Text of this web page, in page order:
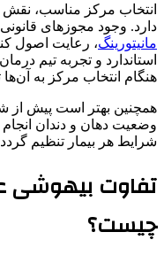
انتخاب مرکز مناسب، نقش
دارد. وجود مجوزهای
مانیتورینگ، رعایت اصول
استاندارد و تجربه تیم
هنگام انتخاب مرکز به
همچنین بهتر است پیش از
وضعیت دهان و دندان انجام
شرایط هر بیمار تنظیم
تفاوت بیهوشی
چیست؟